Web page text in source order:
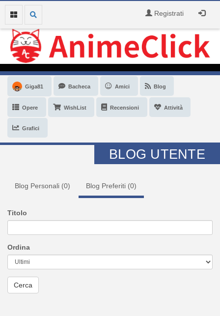
Registrati
Giga81 Bacheca Amici Blog
Opere WishList Recensioni Attività
Grafici
BLOG UTENTE
Blog Personali (0) Blog Preferiti (0)
Titolo
Ordina